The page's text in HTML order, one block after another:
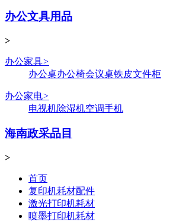
办公文具用品
>
办公家具>
办公桌办公椅会议桌铁皮文件柜
办公家电>
电视机除湿机空调手机
海南政采品目
>
首页
复印机耗材配件
激光打印机耗材
喷墨打印机耗材